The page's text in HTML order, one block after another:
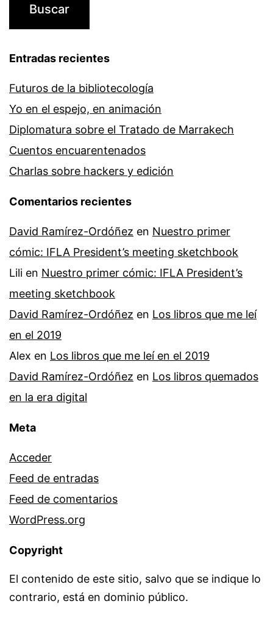
Entradas recientes
Futuros de la bibliotecología
Yo en el espejo, en animación
Diplomatura sobre el Tratado de Marrakech
Cuentos encuarentenados
Charlas sobre hackers y edición
Comentarios recientes
David Ramírez-Ordóñez en Nuestro primer
cómic: IFLA President’s meeting sketchbook
Lili en Nuestro primer cómic: IFLA President’s
meeting sketchbook
David Ramírez-Ordóñez en Los libros que me leí
en el 2019
Alex en Los libros que me leí en el 2019
David Ramírez-Ordóñez en Los libros quemados
en la era digital
Meta
Acceder
Feed de entradas
Feed de comentarios
WordPress.org
Copyright
El contenido de este sitio, salvo que se indique lo
contrario, está en dominio público.